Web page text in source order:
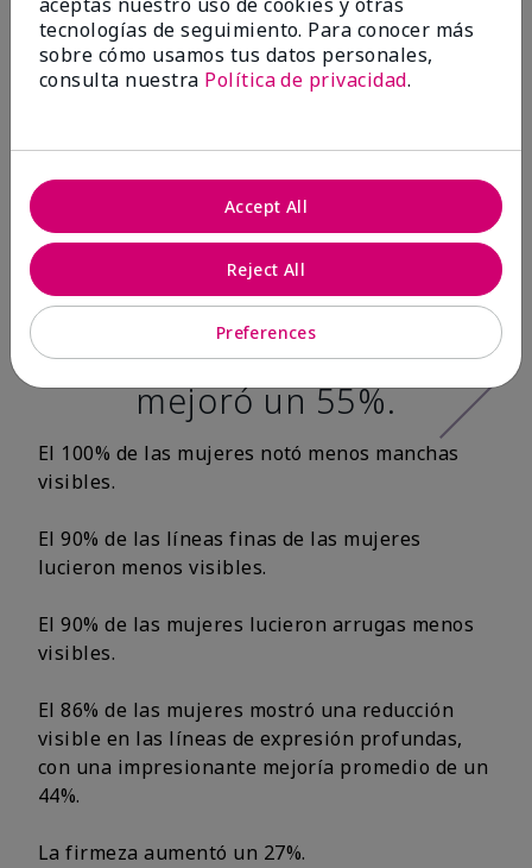
Después de 12
100% de las
mujeres tuvo una
apariencia más
tersa en la textura
de la piel y la
suavidad de la piel
mejoró un 55%.
El 100% de las mujeres notó menos manchas
visibles.
El 90% de las líneas finas de las mujeres
lucieron menos visibles.
El 90% de las mujeres lucieron arrugas menos
visibles.
El 86% de las mujeres mostró una reducción
visible en las líneas de expresión profundas,
con una impresionante mejoría promedio de un
44%.
La firmeza aumentó un 27%.
tecnologías de seguimiento. Para conocer más
sobre cómo usamos tus datos personales,
consulta nuestra Política de privacidad.
Preferences
Reject All
Accept All